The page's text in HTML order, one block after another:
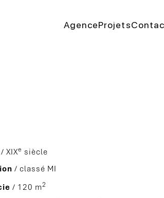
AgenceProjets
/ XIXe siècle
/ classé MI
/ 120 m2